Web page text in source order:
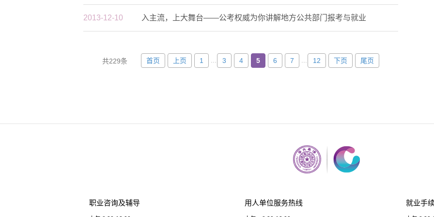
2013-12-10 入主流，上大舞台——公考权威为你讲解地方公共部门报考与就业
共229条 首页 上页 1 3 4 5 6 7 12 下页 尾页
职业咨询及辅导 用人单位服务热线 就业手